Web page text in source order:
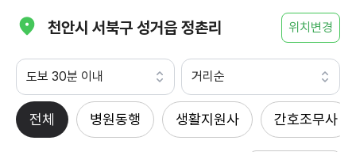
천안시 서북구 성거읍 정촌리 위치변경
도보 30분 이내 거리순
전체 병원동행 생활지원사 간호조무사